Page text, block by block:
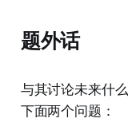
题外话
与其讨论未来什
下面两个问题：